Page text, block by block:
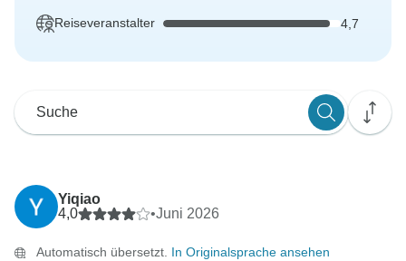
Reiseveranstalter 4,7
Yiqiao
4,0
•Juni 2026
Automatisch übersetzt. In Originalsprache ansehen